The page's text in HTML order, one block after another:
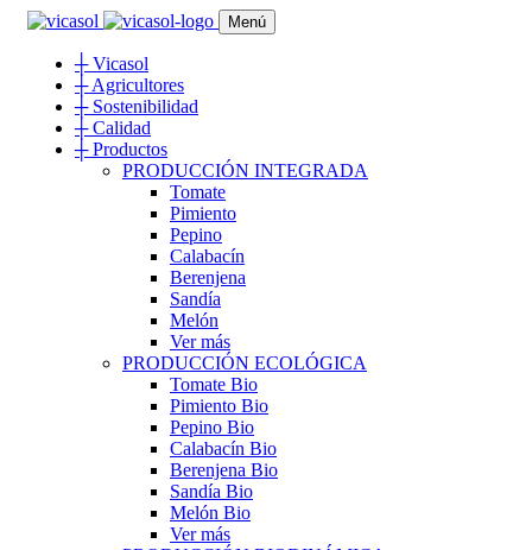
Menú
┼Vicasol
┼Agricultores
┼Sostenibilidad
┼Calidad
┼Productos
PRODUCCIÓN INTEGRADA
Tomate
Pimiento
Pepino
Calabacín
Berenjena
Sandía
Melón
Ver más
PRODUCCIÓN ECOLÓGICA
Tomate Bio
Pimiento Bio
Pepino Bio
Calabacín Bio
Berenjena Bio
Sandía Bio
Melón Bio
Ver más